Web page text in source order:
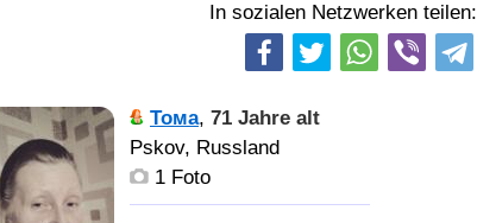
In sozialen Netzwerken teilen:
Тома, 71 Jahre alt
Pskov, Russland
1 Foto